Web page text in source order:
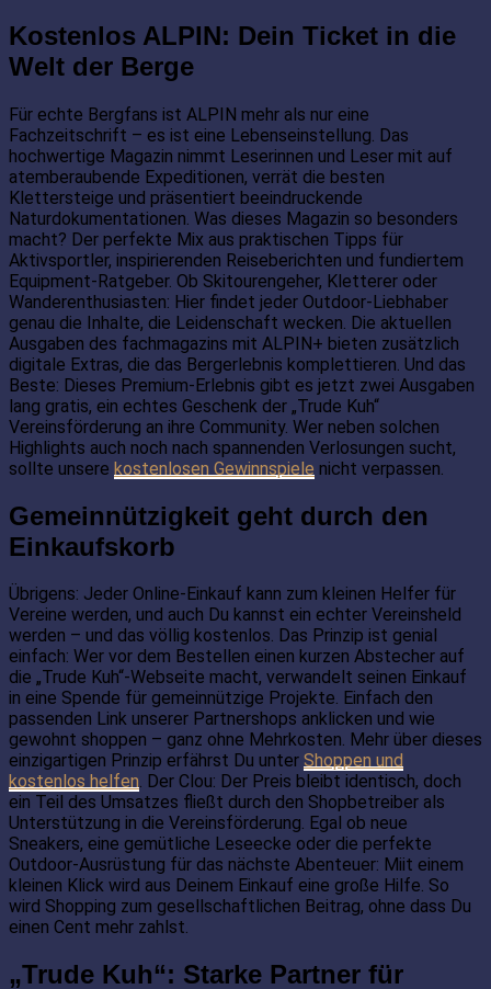
Kostenlos ALPIN: Dein Ticket in die
Welt der Berge
Für echte Bergfans ist ALPIN mehr als nur eine
Fachzeitschrift – es ist eine Lebenseinstellung. Das
hochwertige Magazin nimmt Leserinnen und Leser mit auf
atemberaubende Expeditionen, verrät die besten
Klettersteige und präsentiert beeindruckende
Naturdokumentationen. Was dieses Magazin so besonders
macht? Der perfekte Mix aus praktischen Tipps für
Aktivsportler, inspirierenden Reiseberichten und fundiertem
Equipment-Ratgeber. Ob Skitourengeher, Kletterer oder
Wanderenthusiasten: Hier findet jeder Outdoor-Liebhaber
genau die Inhalte, die Leidenschaft wecken. Die aktuellen
Ausgaben des fachmagazins mit ALPIN+ bieten zusätzlich
digitale Extras, die das Bergerlebnis komplettieren. Und das
Beste: Dieses Premium-Erlebnis gibt es jetzt zwei Ausgaben
lang gratis, ein echtes Geschenk der „Trude Kuh“
Vereinsförderung an ihre Community. Wer neben solchen
Highlights auch noch nach spannenden Verlosungen sucht,
sollte unsere kostenlosen Gewinnspiele nicht verpassen.
Gemeinnützigkeit geht durch den
Einkaufskorb
Übrigens: Jeder Online-Einkauf kann zum kleinen Helfer für
Vereine werden, und auch Du kannst ein echter Vereinsheld
werden – und das völlig kostenlos. Das Prinzip ist genial
einfach: Wer vor dem Bestellen einen kurzen Abstecher auf
die „Trude Kuh“-Webseite macht, verwandelt seinen Einkauf
in eine Spende für gemeinnützige Projekte. Einfach den
passenden Link unserer Partnershops anklicken und wie
gewohnt shoppen – ganz ohne Mehrkosten. Mehr über dieses
einzigartigen Prinzip erfährst Du unter Shoppen und
kostenlos helfen. Der Clou: Der Preis bleibt identisch, doch
ein Teil des Umsatzes fließt durch den Shopbetreiber als
Unterstützung in die Vereinsförderung. Egal ob neue
Sneakers, eine gemütliche Leseecke oder die perfekte
Outdoor-Ausrüstung für das nächste Abenteuer: Miit einem
kleinen Klick wird aus Deinem Einkauf eine große Hilfe. So
wird Shopping zum gesellschaftlichen Beitrag, ohne dass Du
einen Cent mehr zahlst.
„Trude Kuh“: Starke Partner für